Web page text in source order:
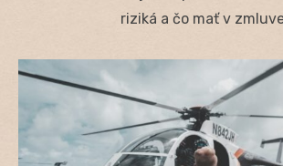
riziká a čo mať v